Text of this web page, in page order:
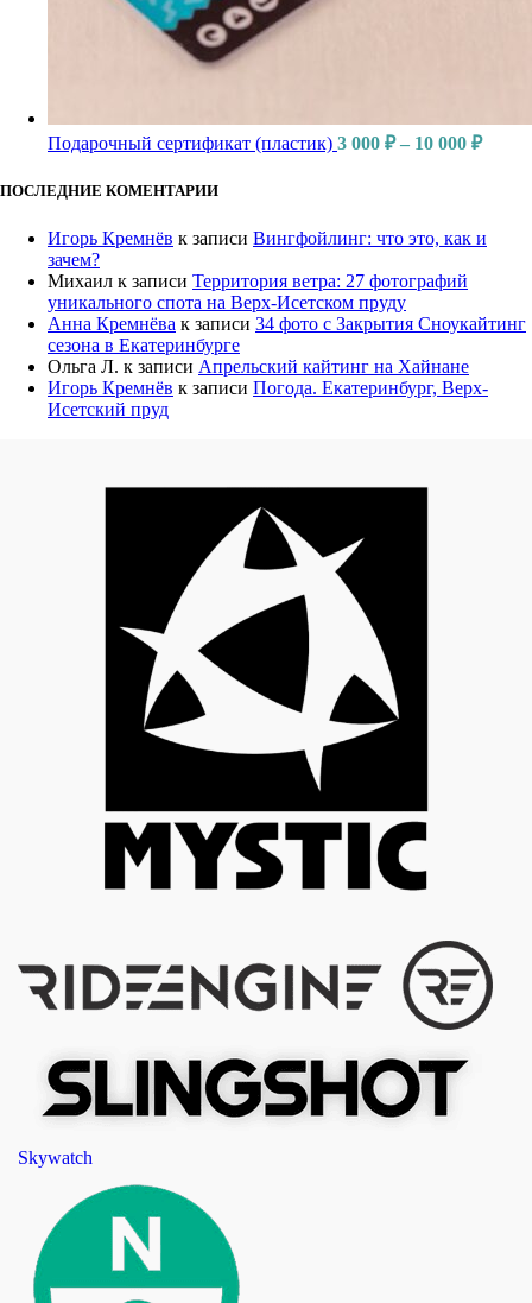
Подарочный сертификат (пластик) 3 000 ₽ – 10 000 ₽
ПОСЛЕДНИЕ КОМЕНТАРИИ
Игорь Кремнёв к записи Вингфойлинг: что это, как и
зачем?
Михаил к записи Территория ветра: 27 фотографий
уникального спота на Верх-Исетском пруду
Анна Кремнёва к записи 34 фото с Закрытия Сноукайтинг
сезона в Екатеринбурге
Ольга Л. к записи Апрельский кайтинг на Хайнане
Игорь Кремнёв к записи Погода. Екатеринбург, Верх-
Исетский пруд
Skywatch